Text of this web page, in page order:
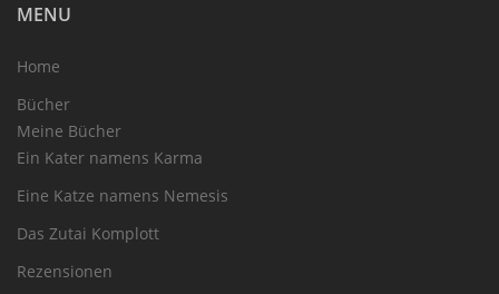
MENU
Home
Bücher
Meine Bücher
Ein Kater namens Karma
Eine Katze namens Nemesis
Das Zutai Komplott
Rezensionen